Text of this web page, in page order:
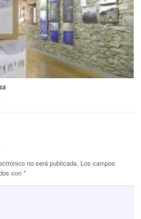
no será publicada. Los campos
con *